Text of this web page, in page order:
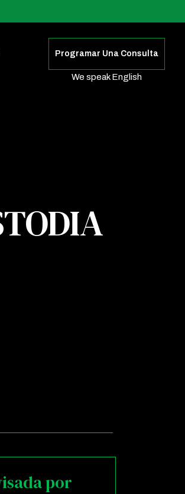
Programar Una Consulta
We speak English
por